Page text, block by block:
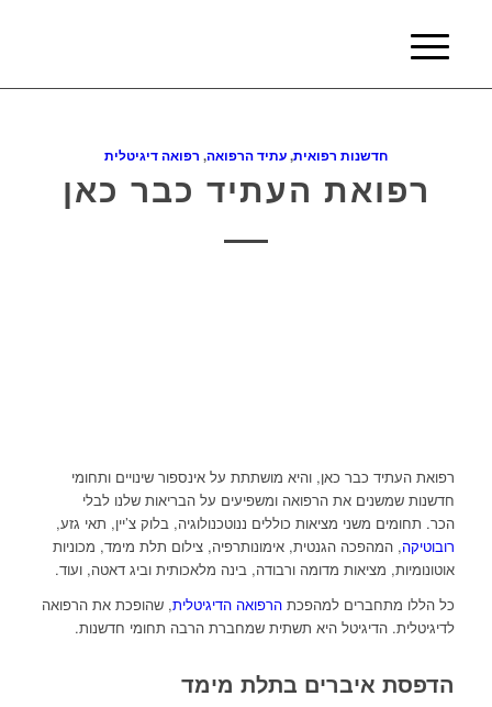
חדשנות רפואית,עתיד הרפואה, רפואה דיגיטלית
רפואת העתיד כבר כאן
רפואת העתיד כבר כאן, והיא מושתתת על אינספור שינויים ותחומי
חדשנות שמשנים את הרפואה ומשפיעים על הבריאות שלנו לבלי
הכר. תחומים משני מציאות כוללים ננוטכנולוגיה, בלוק צ’יין, תאי גזע,
רובוטיקה, המהפכה הגנטית, אימונותרפיה, צילום תלת מימד, מכוניות
אוטונומיות, מציאות מדומה ורבודה, בינה מלאכותית וביג דאטה, ועוד.
כל הללו מתחברים למהפכת הרפואה הדיגיטלית, שהופכת את הרפואה
לדיגיטלית. הדיגיטל היא תשתית שמחברת הרבה תחומי חדשנות.
הדפסת איברים בתלת מימד